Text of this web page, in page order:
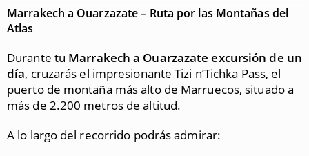
Marrakech a Ouarzazate – Ruta por las Montañas del
Atlas
Durante tu Marrakech a Ouarzazateexcursión de un
día, cruzarás el impresionanteTizi n’Tichka Pass, el
puerto de montaña más alto de Marruecos, situado a
más de 2.200 metros de altitud.
A lo largo del recorrido podrás admirar: